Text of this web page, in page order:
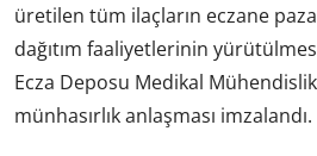
üretilen tüm ilaçların eczane
dağıtım faaliyetlerinin
Ecza Deposu Medikal
münhasırlık anlaşması imzalandı.